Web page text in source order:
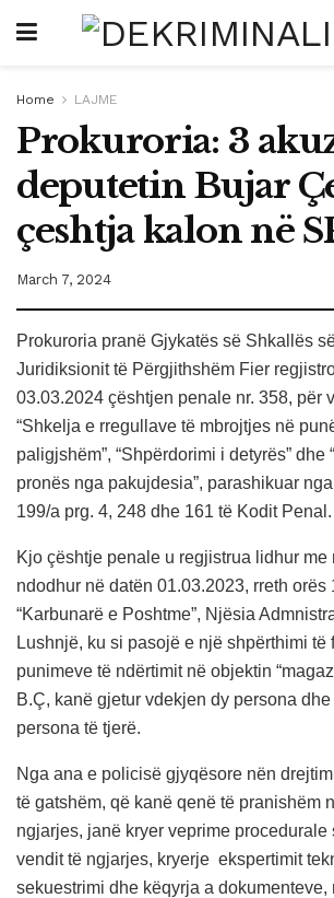
Home LAJME
Prokuroria: 3
deputetin Bujar
çeshtja kalon në
March 7, 2024
Prokuroria pranë Gjykatës së Shkallës
Juridiksionit të Përgjithshëm Fier
03.03.2024 çështjen penale nr. 358, për
“Shkelja e rregullave të mbrojtjes në
paligjshëm”, “Shpërdorimi i detyrës” dhe
pronës nga pakujdesia”, parashikuar
199/a prg. 4, 248 dhe 161 të Kodit Penal.
Kjo çështje penale u regjistrua lidhur me
ndodhur në datën 01.03.2023, rreth orës
“Karbunarë e Poshtme”, Njësia
Lushnjë, ku si pasojë e një shpërthimi të
punimeve të ndërtimit në objektin
B.Ç, kanë gjetur vdekjen dy persona
persona të tjerë.
Nga ana e policisë gjyqësore nën
të gatshëm, që kanë qenë të pranishëm
ngjarjes, janë kryer veprime procedurale
vendit të ngjarjes, kryerje ekspertimit
sekuestrimi dhe këqyrja a dokumenteve,